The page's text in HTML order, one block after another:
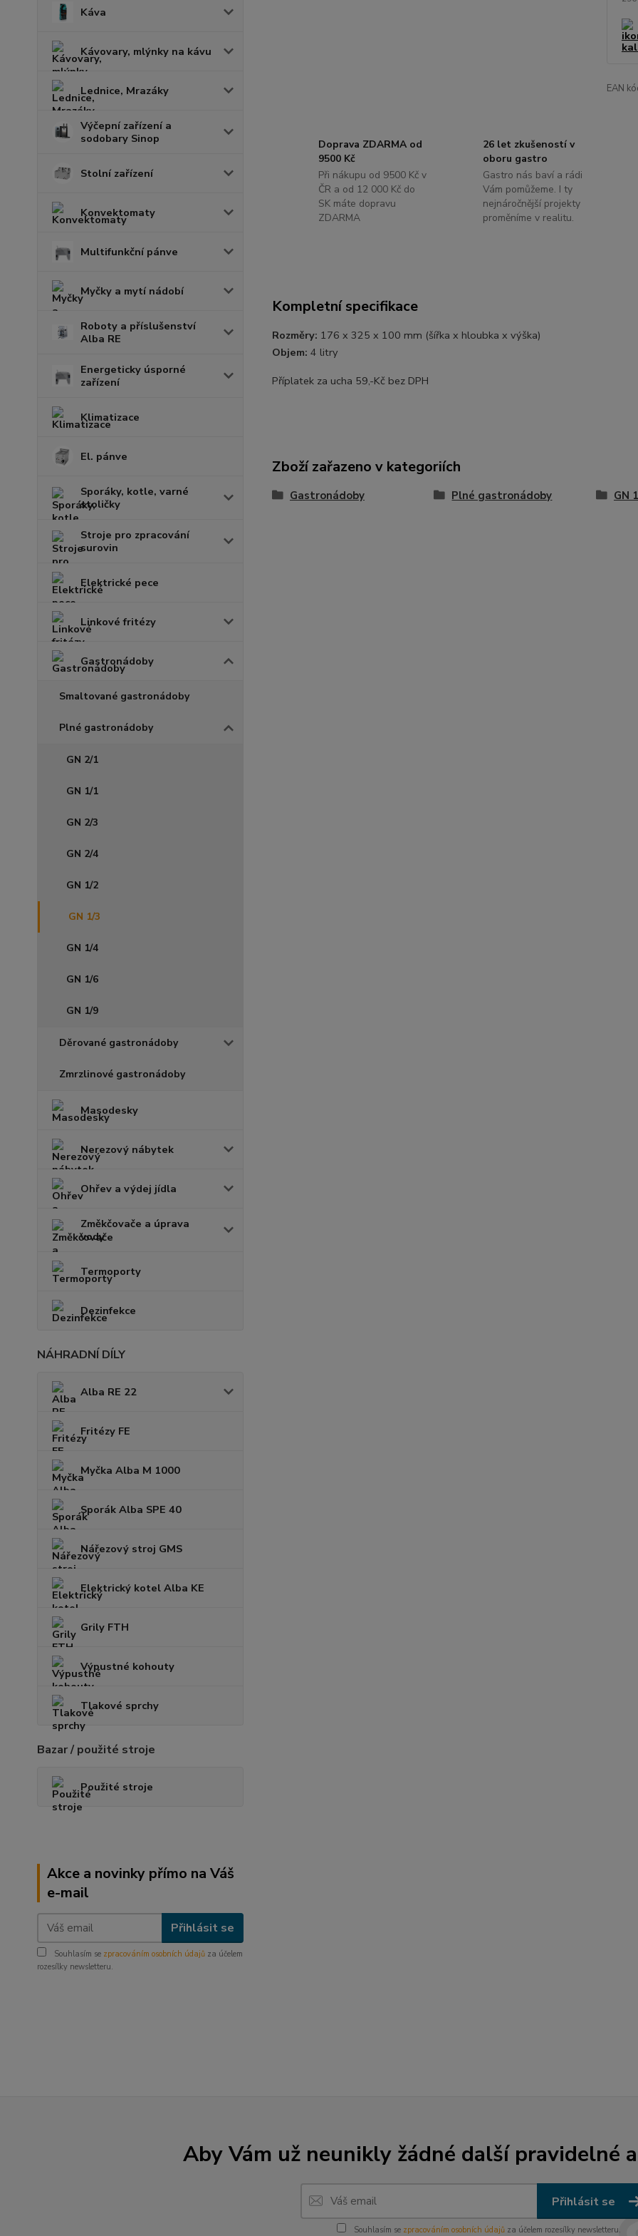
Káva
Kávovary, mlýnky na kávu
Lednice, Mrazáky
Výčepní zařízení a
sodobary Sinop
Stolní zařízení
Konvektomaty
Multifunkční pánve
Myčky a mytí nádobí
Roboty a příslušenství
Alba RE
Energeticky úsporné
zařízení
Klimatizace
El. pánve
Sporáky, kotle, varné
stoličky
Stroje pro zpracování
surovin
Elektrické pece
Linkové fritézy
Gastronádoby
Smaltované gastronádoby
Plné gastronádoby
GN 2/1
GN 1/1
GN 2/3
GN 2/4
GN 1/2
GN 1/3
GN 1/4
GN 1/6
GN 1/9
Děrované gastronádoby
Zmrzlinové gastronádoby
Masodesky
Nerezový nábytek
Ohřev a výdej jídla
Změkčovače a úprava
vody
Termoporty
Dezinfekce
NÁHRADNÍ DÍLY
Alba RE 22
Fritézy FE
Myčka Alba M 1000
Sporák Alba SPE 40
Nářezový stroj GMS
Elektrický kotel Alba KE
Grily FTH
Výpustné kohouty
Tlakové sprchy
Bazar / použité stroje
Použité stroje
Akce a novinky přímo na Váš
e-mail
Přihlásit se
Souhlasím se zpracováním osobních údajů za účelem
rozesílky newsletteru.
EAN
Doprava ZDARMA od
9500 Kč
Při nákupu od 9500 Kč v
ČR a od 12 000 Kč do
SK máte dopravu
ZDARMA
26 let zkušeností v
oboru gastro
Gastro nás baví a rádi
Vám pomůžeme. I ty
nejnáročnější projekty
proměníme v realitu.
Kompletní specifikace
Rozměry: 176 x 325 x 100 mm (šířka x hloubka x výška)
Objem: 4 litry
Příplatek za ucha 59,-Kč bez DPH
Zboží zařazeno v kategoriích
Gastronádoby Plné gastronádoby GN
Aby Vám už neunikly žádné další pravidelné
Přihlásit se
Souhlasím se zpracováním osobních údajůza účelem rozesílky newsletteru.